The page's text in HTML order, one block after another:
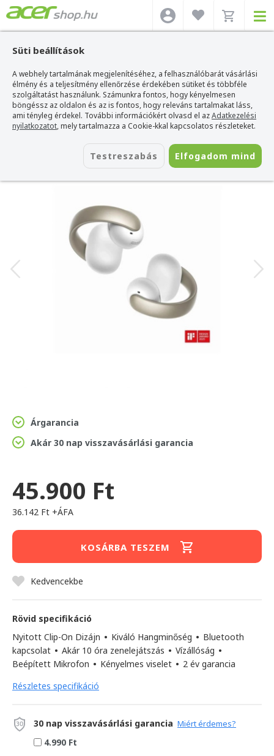
Süti beállítások
A webhely tartalmának megjelenítéséhez, a felhasználóbarát vásárlási
élmény és a teljesítmény ellenőrzése érdekében sütiket és többféle
szolgáltatást használunk. Számunkra fontos, hogy kényelmesen
böngéssz az oldalon és az is fontos, hogy releváns tartalmakat láss,
ami tényleg érdekel. További információkért olvasd el azAdatkezelési
nyilatkozatot, mely tartalmazza a Cookie-kkal kapcsolatos részleteket.
Testreszabás Elfogadom mind
Acer webshop>Kiegészítők>Headset>Anker Headset>Anker Soundcore
AeroClip - Vezeték Nélküli Bluetooth Fülhallgató - Fehér
Anker Soundcore AeroClip - Vezeték
Nélküli Bluetooth Fülhallgató - Fehér
Azonosító: A3388G21
Árgarancia
Akár 30 nap visszavásárlási garancia
45.900 Ft
36.142 Ft +ÁFA
KOSÁRBA TESZEM
Kedvencekbe
Rövid specifikáció
Nyitott Clip-On Dizájn • Kiváló Hangminőség • Bluetooth
kapcsolat • Akár 10 óra zenelejátszás • Vízállóság •
Beépített Mikrofon • Kényelmes viselet • 2 év garancia
Részletes specifikáció
30 nap visszavásárlási garancia Miért érdemes?
4.990 Ft